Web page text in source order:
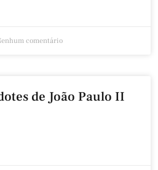
comentário
de João Paulo II